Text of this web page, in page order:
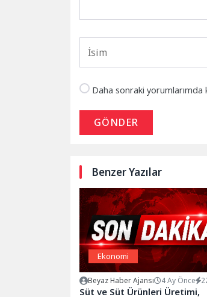
Daha sonraki yorumlarımda
GÖNDER
Benzer Yazılar
Ekonomi
Beyaz Haber Ajansı 4 Ay Önce
Süt ve Süt Ürünleri Üretimi,